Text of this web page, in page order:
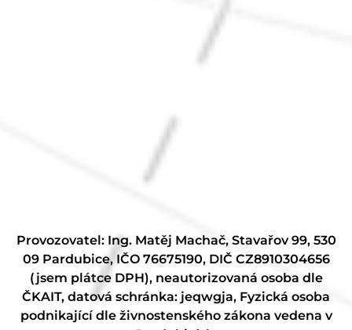
Provozovatel: Ing. Matěj Machač, Stavařov 99, 530
09 Pardubice, IČO 76675190, DIČ CZ8910304656
(jsem plátce DPH), neautorizovaná osoba dle
ČKAIT, datová schránka: jeqwgja, Fyzická osoba
podnikající dle živnostenského zákona vedena v